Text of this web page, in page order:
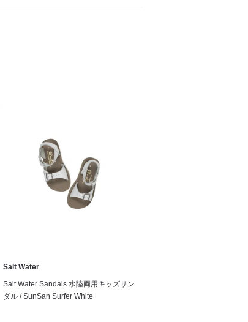
Salt Water
Salt Water Sandals 水陸両用キッズサン
ダル / SunSan Surfer White